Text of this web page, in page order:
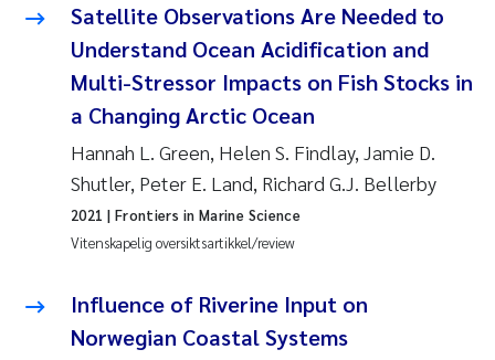
Satellite Observations Are Needed to
Understand Ocean Acidification and
Multi-Stressor Impacts on Fish Stocks in
a Changing Arctic Ocean
Hannah L. Green, Helen S. Findlay, Jamie D.
Shutler, Peter E. Land, Richard G.J. Bellerby
Vitenskapelig oversiktsartikkel/review
2021 | Frontiers in Marine Science
Influence of Riverine Input on
Norwegian Coastal Systems